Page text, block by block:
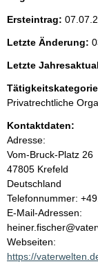
e
n
i
n
h
a
l
t
i
r
i
n
e
i
s
Ersteintrag:
Letzte Änderung:
Letzte
Privatrechtliche
Kontaktdaten:
Adresse:
Vom-Bruck-Platz 26
47805 Krefeld
Deutschland
K
o
n
t
a
Telefonnummer:
E-Mail-Adressen:
Webseiten:
https://